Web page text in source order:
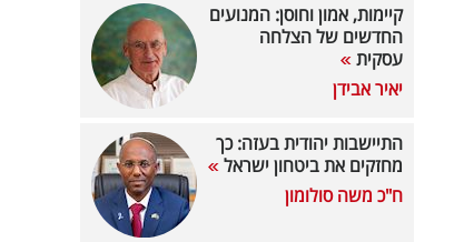
קיימות, אמון וחוסן: המנועים
החדשים של הצלחה
עסקית
יאיר אבידן
התיישבות יהודית בעזה: כך
מחזקים את ביטחון ישראל
ח"כ משה סולומון